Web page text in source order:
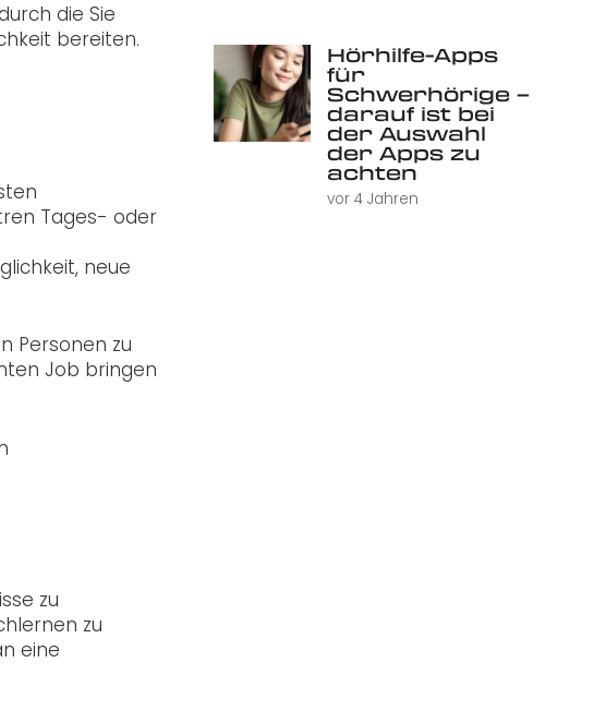
die Sie
bereiten.
Tages- oder
neue
Personen zu
Job bringen
zu
zu
eine
Hörhilfe-Apps
für
Schwerhörige –
darauf ist bei
der Auswahl
der Apps zu
achten
vor 4 Jahren